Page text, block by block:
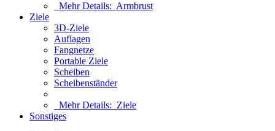
Mehr Details: Armbrust
Ziele
3D-Ziele
Auflagen
Fangnetze
Portable Ziele
Scheiben
Scheibenständer
Mehr Details: Ziele
Sonstiges